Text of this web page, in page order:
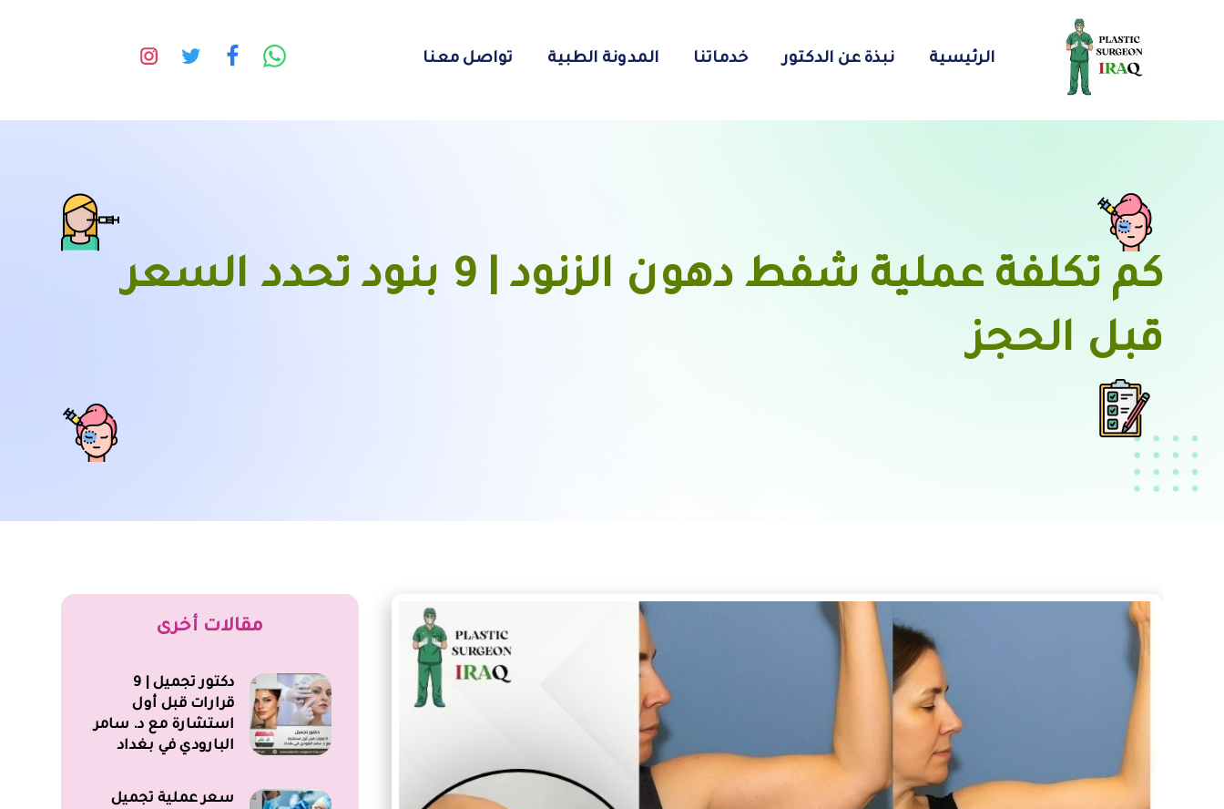
الرئيسية نبذة عن الدكتور خدماتنا المدونة الطبية تواصل معنا
كم تكلفة عملية شفط دهون الزنود | 9 بنود تحدد السعر
قبل الحجز
مقالات أخرى
دكتور تجميل | 9
قرارات قبل أول
استشارة مع د. سامر
البارودي في بغداد
سعر عملية تجميل